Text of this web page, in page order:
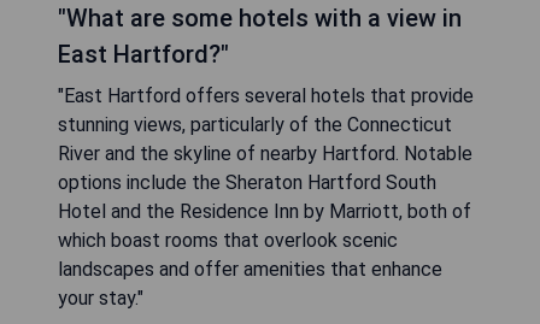
"What are some hotels with a view in
East Hartford?"
"East Hartford offers several hotels that provide
stunning views, particularly of the Connecticut
River and the skyline of nearby Hartford. Notable
options include the Sheraton Hartford South
Hotel and the Residence Inn by Marriott, both of
which boast rooms that overlook scenic
landscapes and offer amenities that enhance
your stay."